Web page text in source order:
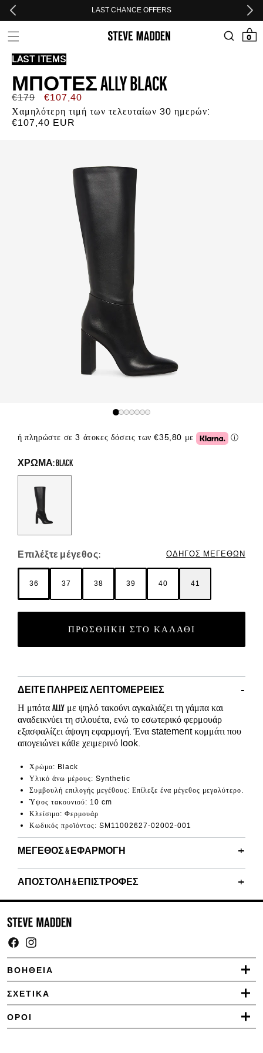
Skip to header
Skip to menu
Skip to content
Skip to footer LAST CHANCE OFFERS
0
0
LAST ITEMS
ΜΠΌΤΕΣ ALLY BLACK
Κανονική
τιμή
€179
Τιμή
προσφοράς
€107,40
Χαμηλότερη τιμή των τελευταίων 30 ημερών:
€107,40 EUR
ή πληρώστε σε 3 άτοκες δόσεις των €35,80 με
ⓘ
ΧΡΏΜΑ: BLACK
Επιλέξτε μέγεθος: ΟΔΗΓΌΣ ΜΕΓΕΘΏΝ
36 37 38 39 40 41
ΠΡΟΣΘΉΚΗ ΣΤΟ ΚΑΛΆΘΙ
ΔΕΊΤΕ ΠΛΉΡΕΙΣ ΛΕΠΤΟΜΈΡΕΙΕΣ
Η μπόταALLY με ψηλό τακούνι αγκαλιάζει τη γάμπα και
αναδεικνύει τη σιλουέτα, ενώ το εσωτερικό φερμουάρ
εξασφαλίζει άψογη εφαρμογή. Ένα statement κομμάτι που
απογειώνει κάθε χειμερινό look.
Χρώμα: Black
Υλικό άνω μέρους: Synthetic
Συμβουλή επιλογής μεγέθους: Επίλεξε ένα μέγεθος μεγαλύτερο.
Ύψος τακουνιού: 10 cm
Κλείσιμο: Φερμουάρ
Κωδικός προϊόντος: SM11002627-02002-001
ΜΈΓΕΘΟΣ & ΕΦΑΡΜΟΓΉ
ΑΠΟΣΤΟΛΉ & ΕΠΙΣΤΡΟΦΈΣ
FacebookInstagram
ΒΟΗΘΕΙΑ
ΣΧΕΤΙΚΑ
ΟΡΟΙ